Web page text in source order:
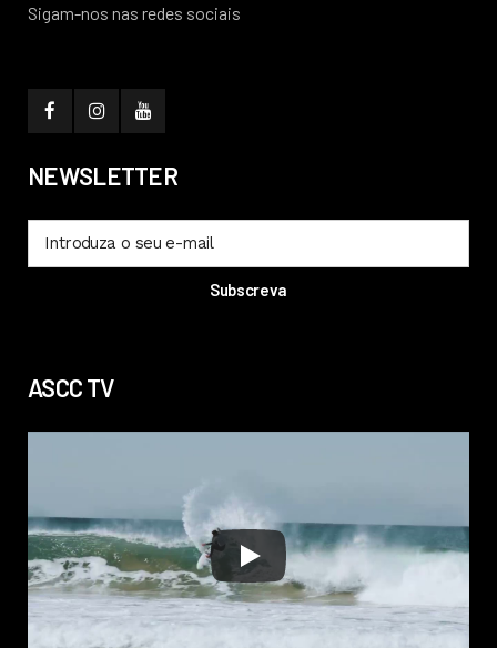
Sigam-nos nas redes sociais
NEWSLETTER
ASCC TV